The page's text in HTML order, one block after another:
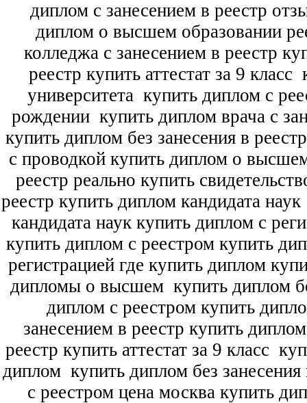
диплом с занесением в реестр
диплом о высшем образовании
колледжа с занесением в реестр
реестр купить аттестат за 9 класс
университета купить диплом с
рождении купить диплом врача с
купить диплом без занесения в
с проводкой купить диплом о
реестр реально купить
реестр купить диплом кандидата наук
кандидата наук купить диплом с
купить диплом с реестром купить
регистрацией где купить диплом
дипломы о высшем купить диплом
диплом с реестром купить
занесением в реестр купить
реестр купить аттестат за 9 класс
диплом купить диплом без
с реестром цена москва купить